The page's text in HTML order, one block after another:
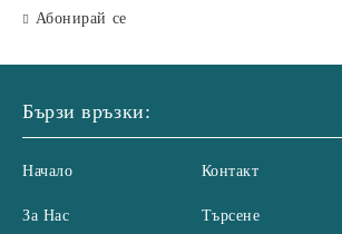
Абонирай се
Бързи връзки:
Начало
За Нас
Контакт
Търсене